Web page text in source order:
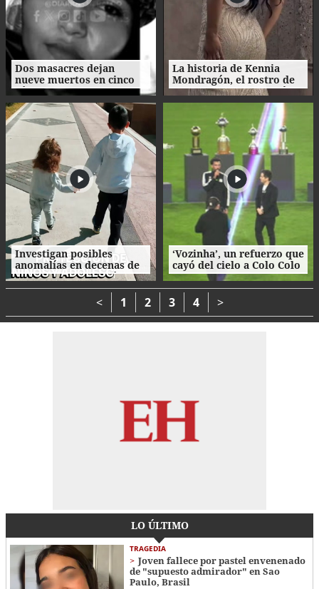
Dos masacres dejan
nueve muertos en cinco
días en el norte de
Honduras
La historia de Kennia
Mondragón, el rostro de
Miss Francisco Morazán
que busca la corona
Investigan posibles
anomalías en decenas de
procesos de adopción en
Honduras
‘Vozinha’, un refuerzo que
cayó del cielo a Colo Colo
como su camiseta en la
bienvenida
< 1 2 3 4 >
LO ÚLTIMO
TRAGEDIA
Joven fallece por pastel envenenado
de "supuesto admirador" en Sao
Paulo, Brasil